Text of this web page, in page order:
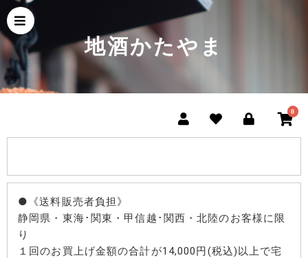
地酒かたやま
0
●《送料販売者負担》
静岡県・東海･関東・甲信越･関西・北陸のお客様に限
り
１回のお買上げ金額の合計が14,000円(税込)以上で宅